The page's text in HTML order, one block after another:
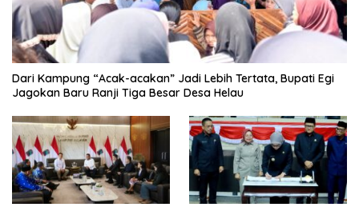
Dari Kampung “Acak-acakan” Jadi Lebih Tertata, Bupati Egi
Jagokan Baru Ranji Tiga Besar Desa Helau